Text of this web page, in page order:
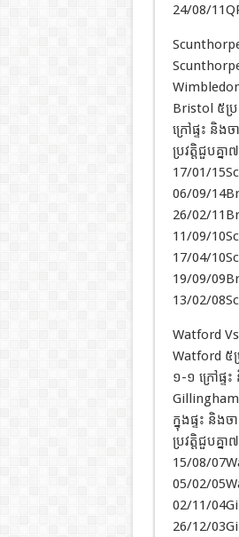
24/08/
Bristol ៥ប្
ក្រៅផ្ទះ និង
ប្រវត្តិជួបគ្ន
17/01/
06/09/
26/02/
11/09/
17/04/
19/09/
13/02/
Watford
Watford ៥
១-១ ក្រៅផ្ទ
ក្នុងផ្ទះ និង
ប្រវត្តិជួបគ្ន
15/08/
05/02/
02/11/
26/12/